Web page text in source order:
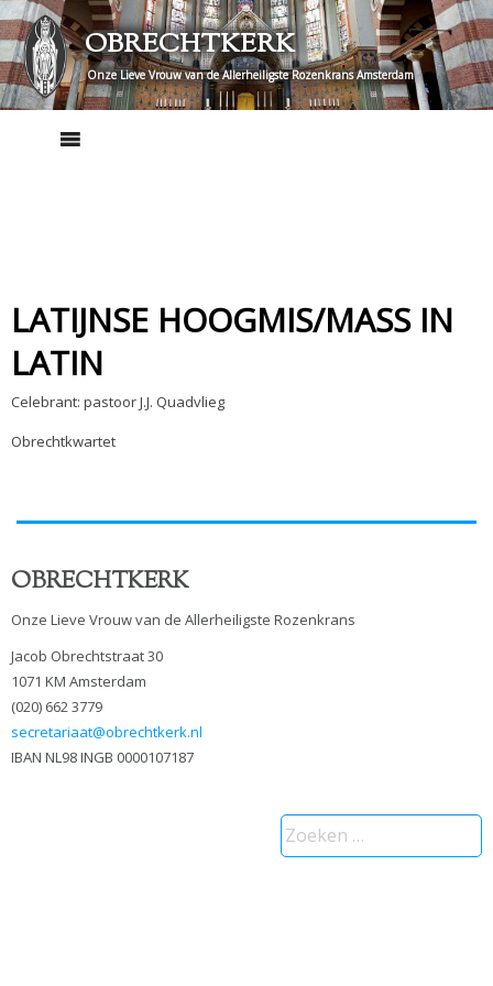
Skip
to
content
OBRECHTKERK
Onze Lieve Vrouw van de Allerheiligste Rozenkrans Amsterdam
LATIJNSE HOOGMIS/MASS IN
LATIN
Celebrant: pastoor J.J. Quadvlieg
Obrechtkwartet
OBRECHTKERK
Onze Lieve Vrouw van de Allerheiligste Rozenkrans
Jacob Obrechtstraat 30
1071 KM Amsterdam
(020) 662 3779
secretariaat@obrechtkerk.nl
IBAN NL98 INGB 0000107187
Zoeken
naar: